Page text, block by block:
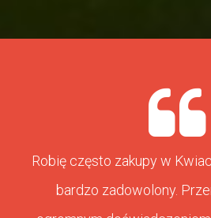
Robię często zakupy w
bardzo zadowolony.